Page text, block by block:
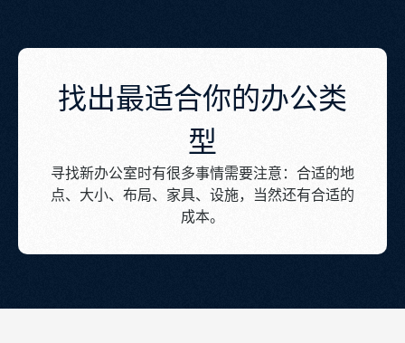
找出最适合你的办公类
型
寻找新办公室时有很多事情需要注意：合适的地
点、大小、布局、家具、设施，当然还有合适的
成本。